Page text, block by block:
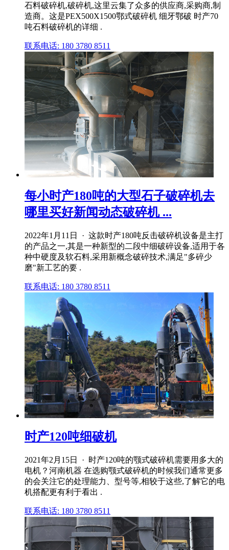
石料破碎机,破碎机,这里云集了众多的供应商,采购商,制
造商。这是PEX500X1500鄂式破碎机 细牙鄂破 时产70
吨石料破碎机的详细 .
联系电话: 180 3780 8511
每小时产180吨的大型石子破碎机去
哪里买好新闻动态破碎机 ...
2022年1月11日 · 这款时产180吨反击破碎机设备是主打
的产品之一,其是一种新型的二段中细破碎设备,适用于各
种中硬度及软石料,采用新概念破碎技术,满足"多碎少
磨"新工艺的要 .
联系电话: 180 3780 8511
时产120吨细破机
2021年2月15日 · 时产120吨的颚式破碎机需要用多大的
电机？河南机器 在选购颚式破碎机的时候我们通常更多
的会关注它的处理能力、型号等,相较于这些,了解它的电
机搭配更有利于看出 .
联系电话: 180 3780 8511